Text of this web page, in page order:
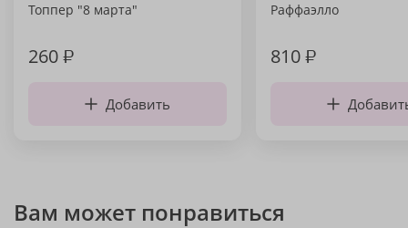
Топпер "8 марта"
260₽
Добавить
Раффаэлло
810₽
Вам может понравиться